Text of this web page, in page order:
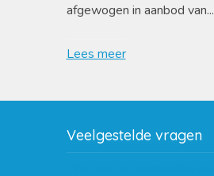
afgewogen in aanbod van...
Lees meer
Veelgestelde vragen